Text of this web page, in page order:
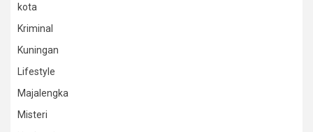
kota
Kriminal
Kuningan
Lifestyle
Majalengka
Misteri